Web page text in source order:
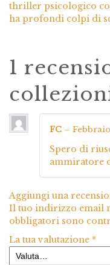
thriller psicologico
ha profondi colpi di
1
FC –
Spero di
ammiratore
Aggiungi una
Il tuo indirizzo email
obbligatori sono
La tua valutazione *